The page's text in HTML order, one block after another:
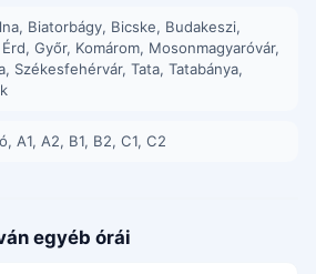
, Biatorbágy, Bicske, Budakeszi,
Érd, Győr, Komárom, Mosonmagyaróvár,
, Székesfehérvár, Tata, Tatabánya,
A1, A2, B1, B2, C1, C2
egyéb órái